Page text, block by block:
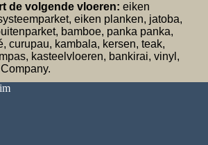
de volgende vloeren: eiken
eiken planken, jatoba,
bamboe, panka panka,
curupau, kambala, kersen, teak,
kasteelvloeren, bankirai, vinyl,